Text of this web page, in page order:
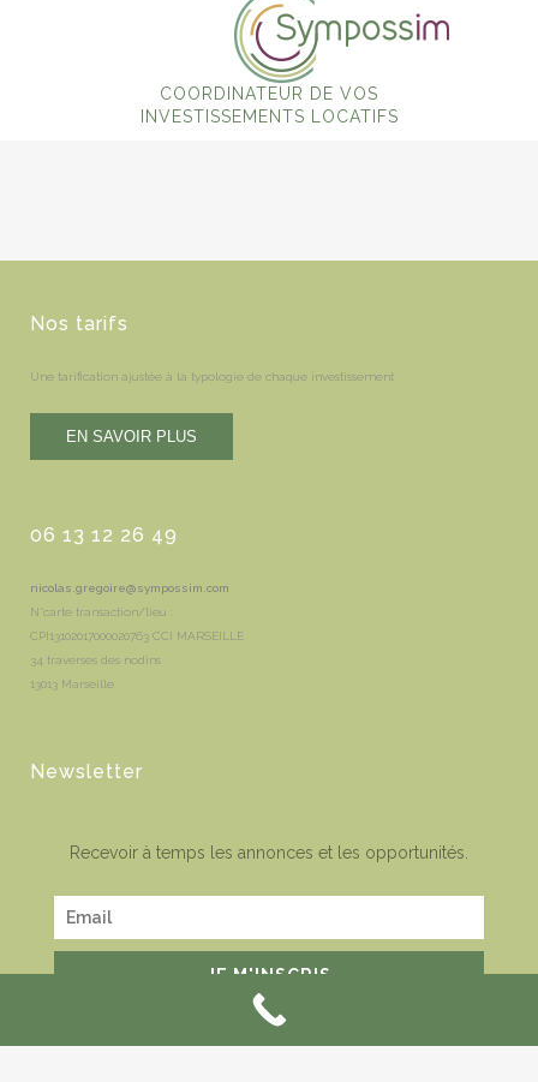
COORDINATEUR DE VOS
INVESTISSEMENTS LOCATIFS
Nos tarifs
Une tarification ajustée à la typologie de chaque investissement
06 13 12 26 49
nicolas.gregoire@sympossim.com
N°carte transaction/lieu :
CPI13102017000020763 CCI MARSEILLE
34 traverses des nodins
13013 Marseille
Newsletter
Recevoir à temps les annonces et les opportunités.
JE M'INSCRIS